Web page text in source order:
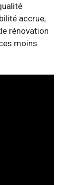
accrue,
rénovation
moins